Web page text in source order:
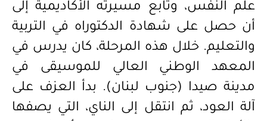
علم النفس، وتابع مسيرته الأكاديمية إلى
أن حصل على شهادة الدكتوراه في التربية
والتعليم. خلال هذه المرحلة، كان يدرس في
المعهد الوطني العالي للموسيقى في
مدينة صيدا (جنوب لبنان). بدأ العزف على
آلة العود، ثم انتقل إلى الناي، التي يصفها